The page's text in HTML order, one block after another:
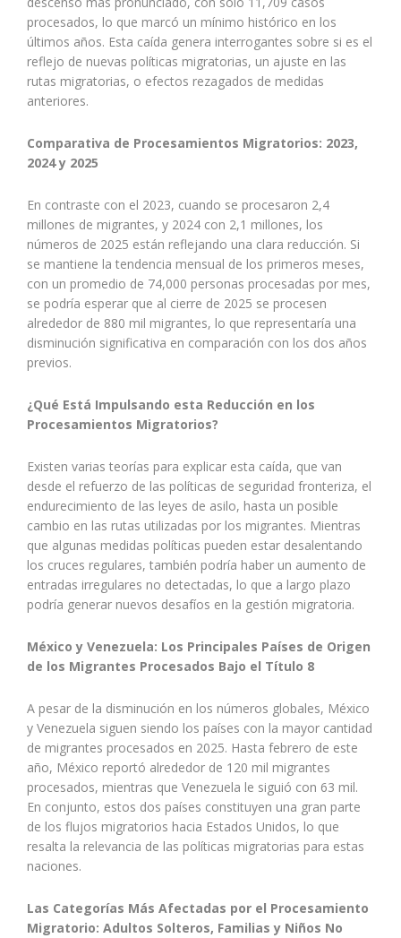
procesados, lo que marcó un mínimo histórico en los
últimos años. Esta caída genera interrogantes sobre si es el
reflejo de nuevas políticas migratorias, un ajuste en las
rutas migratorias, o efectos rezagados de medidas
anteriores.
Comparativa de Procesamientos Migratorios: 2023,
2024 y 2025
En contraste con el 2023, cuando se procesaron 2,4
millones de migrantes, y 2024 con 2,1 millones, los
números de 2025 están reflejando una clara reducción. Si
se mantiene la tendencia mensual de los primeros meses,
con un promedio de 74,000 personas procesadas por mes,
se podría esperar que al cierre de 2025 se procesen
alrededor de 880 mil migrantes, lo que representaría una
disminución significativa en comparación con los dos años
previos.
¿Qué Está Impulsando esta Reducción en los
Procesamientos Migratorios?
Existen varias teorías para explicar esta caída, que van
desde el refuerzo de las políticas de seguridad fronteriza, el
endurecimiento de las leyes de asilo, hasta un posible
cambio en las rutas utilizadas por los migrantes. Mientras
que algunas medidas políticas pueden estar desalentando
los cruces regulares, también podría haber un aumento de
entradas irregulares no detectadas, lo que a largo plazo
podría generar nuevos desafíos en la gestión migratoria.
México y Venezuela: Los Principales Países de Origen
de los Migrantes Procesados Bajo el Título 8
A pesar de la disminución en los números globales, México
y Venezuela siguen siendo los países con la mayor cantidad
de migrantes procesados en 2025. Hasta febrero de este
año, México reportó alrededor de 120 mil migrantes
procesados, mientras que Venezuela le siguió con 63 mil.
En conjunto, estos dos países constituyen una gran parte
de los flujos migratorios hacia Estados Unidos, lo que
resalta la relevancia de las políticas migratorias para estas
naciones.
Las Categorías Más Afectadas por el Procesamiento
Migratorio: Adultos Solteros, Familias y Niños No